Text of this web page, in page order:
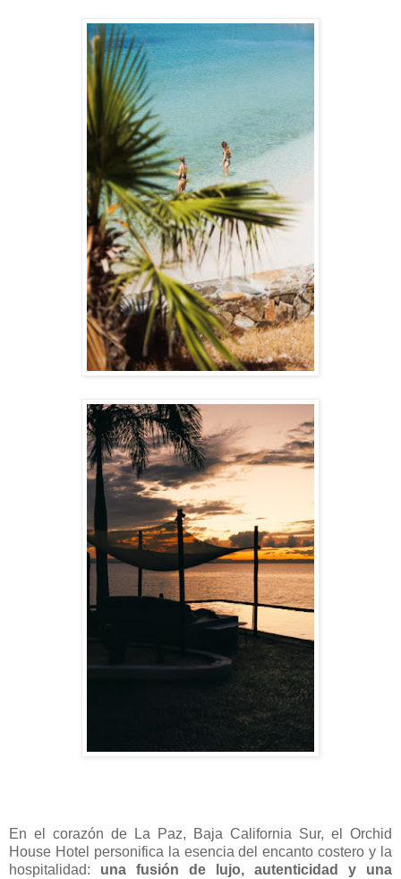
En el corazón de La Paz, Baja California Sur, el Orchid
House Hotel personifica la esencia del encanto costero y la
hospitalidad: una fusión de lujo, autenticidad y una